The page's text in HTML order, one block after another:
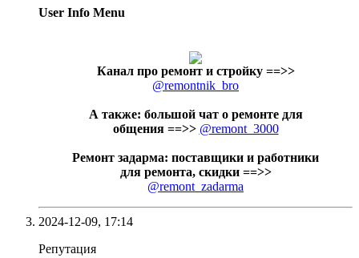
User Info Menu
Канал про ремонт и стройку ==>>
@remontnik_bro
А также: большой чат о ремонте для
общения ==>> @remont_3000
Ремонт задарма: поставщики и работники
для ремонта, скидки ==>>
@remont_zadarma
2024-12-09, 17:14
Репутация